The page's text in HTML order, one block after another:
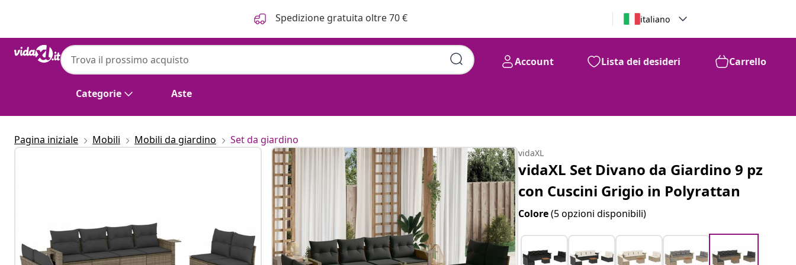
Spedizione gratuita oltre 70 € italiano
Categorie Aste
Account Lista dei desideri Carrello
Pagina iniziale Mobili Mobili da giardino Set da giardino
vidaXL
vidaXL Set Divano da Giardino 9 pz
con Cuscini Grigio in Polyrattan
Colore(5 opzioni disponibili)